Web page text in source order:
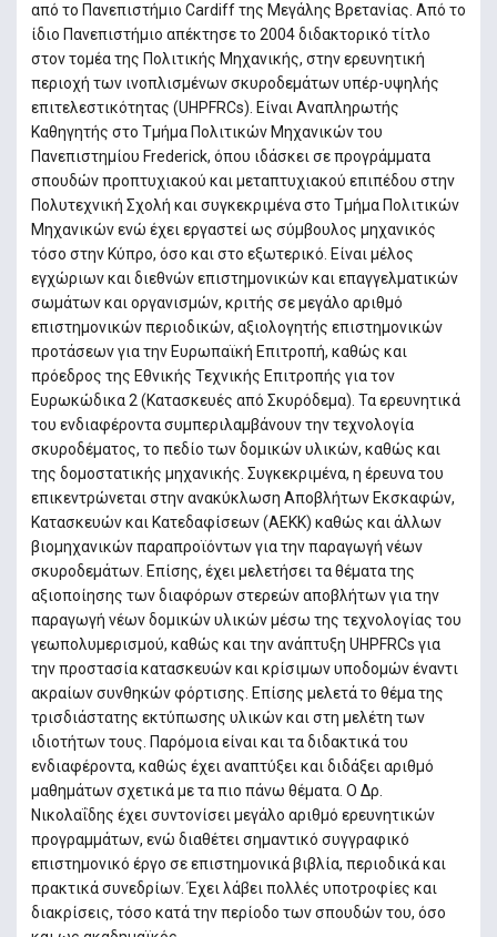
από το Πανεπιστήμιο Cardiff της Μεγάλης Βρετανίας. Από το
ίδιο Πανεπιστήμιο απέκτησε το 2004 διδακτορικό τίτλο
στον τομέα της Πολιτικής Μηχανικής, στην ερευνητική
περιοχή των ινοπλισμένων σκυροδεμάτων υπέρ-υψηλής
επιτελεστικότητας (UHPFRCs). Είναι Αναπληρωτής
Καθηγητής στο Τμήμα Πολιτικών Μηχανικών του
Πανεπιστημίου Frederick, όπου ιδάσκει σε προγράμματα
σπουδών προπτυχιακού και μεταπτυχιακού επιπέδου στην
Πολυτεχνική Σχολή και συγκεκριμένα στο Τμήμα Πολιτικών
Μηχανικών ενώ έχει εργαστεί ως σύμβουλος μηχανικός
τόσο στην Κύπρο, όσο και στο εξωτερικό. Είναι μέλος
εγχώριων και διεθνών επιστημονικών και επαγγελματικών
σωμάτων και οργανισμών, κριτής σε μεγάλο αριθμό
επιστημονικών περιοδικών, αξιολογητής επιστημονικών
προτάσεων για την Ευρωπαϊκή Επιτροπή, καθώς και
πρόεδρος της Εθνικής Τεχνικής Επιτροπής για τον
Ευρωκώδικα 2 (Κατασκευές από Σκυρόδεμα). Τα ερευνητικά
του ενδιαφέροντα συμπεριλαμβάνουν την τεχνολογία
σκυροδέματος, το πεδίο των δομικών υλικών, καθώς και
της δομοστατικής μηχανικής. Συγκεκριμένα, η έρευνα του
επικεντρώνεται στην ανακύκλωση Αποβλήτων Εκσκαφών,
Κατασκευών και Κατεδαφίσεων (ΑΕΚΚ) καθώς και άλλων
βιομηχανικών παραπροϊόντων για την παραγωγή νέων
σκυροδεμάτων. Επίσης, έχει μελετήσει τα θέματα της
αξιοποίησης των διαφόρων στερεών αποβλήτων για την
παραγωγή νέων δομικών υλικών μέσω της τεχνολογίας του
γεωπολυμερισμού, καθώς και την ανάπτυξη UHPFRCs για
την προστασία κατασκευών και κρίσιμων υποδομών έναντι
ακραίων συνθηκών φόρτισης. Επίσης μελετά το θέμα της
τρισδιάστατης εκτύπωσης υλικών και στη μελέτη των
ιδιοτήτων τους. Παρόμοια είναι και τα διδακτικά του
ενδιαφέροντα, καθώς έχει αναπτύξει και διδάξει αριθμό
μαθημάτων σχετικά με τα πιο πάνω θέματα. Ο Δρ.
Νικολαΐδης έχει συντονίσει μεγάλο αριθμό ερευνητικών
προγραμμάτων, ενώ διαθέτει σημαντικό συγγραφικό
επιστημονικό έργο σε επιστημονικά βιβλία, περιοδικά και
πρακτικά συνεδρίων. Έχει λάβει πολλές υποτροφίες και
διακρίσεις, τόσο κατά την περίοδο των σπουδών του, όσο